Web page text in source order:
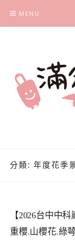
content
MENU
分類: 年度花季
【2026台中中
重櫻.山櫻花.綠